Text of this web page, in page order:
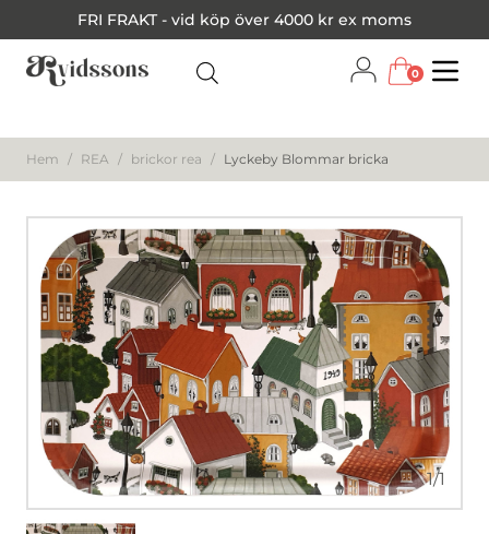
FRI FRAKT - vid köp över 4000 kr ex moms
0
Hem / REA / brickor rea / Lyckeby Blommar bricka
1/1